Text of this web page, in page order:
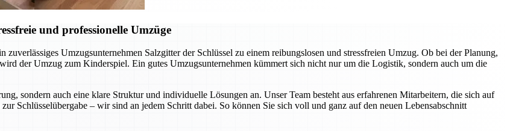
und professionelle Umzüge
Umzugsunternehmen Salzgitter der Schlüssel zu einem reibungslosen und stressfreien Umzug. Ob bei der Planung,
der Umzug zum Kinderspiel. Ein gutes Umzugsunternehmen kümmert sich nicht nur um die Logistik, sondern auch um die
sondern auch eine klare Struktur und individuelle Lösungen an. Unser Team besteht aus erfahrenen Mitarbeitern, die sich auf
Schlüsselübergabe – wir sind an jedem Schritt dabei. So können Sie sich voll und ganz auf den neuen Lebensabschnitt